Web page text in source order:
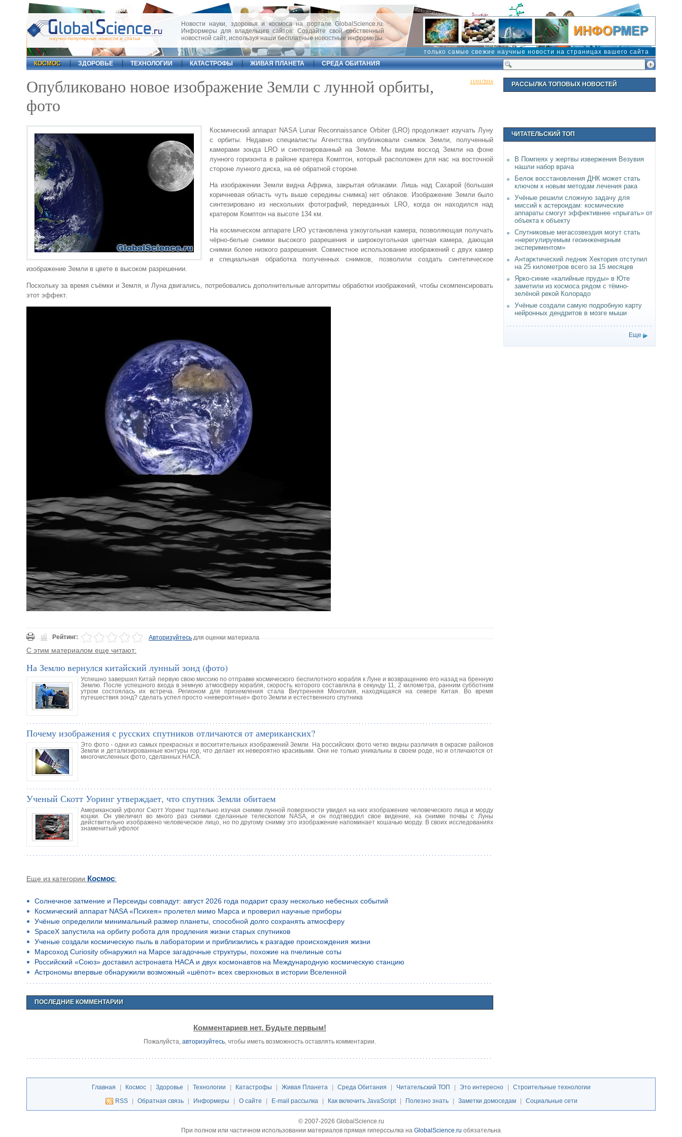
научно-популярные новости и статьи
Новости науки, здоровья и космоса на портале GlobalScience.ru.
Информеры для владельцев сайтов. Создайте свой собственный
новостной сайт, используя наши бесплатные новостные информеры.
только самые свежие научные новости на страницах вашего сайта
КОСМОС
ЗДОРОВЬЕ ТЕХНОЛОГИИ КАТАСТРОФЫ ЖИВАЯ ПЛАНЕТА СРЕДА ОБИТАНИЯ
11/01/2016
Опубликовано новое изображение Земли с лунной орбиты,
фото
Космический аппарат NASA Lunar Reconnaissance Orbiter (LRO) продолжает изучать Луну
с орбиты. Недавно специалисты Агентства опубликовали снимок Земли, полученный
камерами зонда LRO и синтезированный на Земле. Мы видим восход Земли на фоне
лунного горизонта в районе кратера Комптон, который расположен для нас на восточной
стороне лунного диска, на её обратной стороне.
На изображении Земли видна Африка, закрытая облаками. Лишь над Сахарой (большая
коричневая область чуть выше середины снимка) нет облаков. Изображение Земли было
синтезировано из нескольких фотографий, переданных LRO, когда он находился над
кратером Комптон на высоте 134 км.
На космическом аппарате LRO установлена узкоугольная камера, позволяющая получать
чёрно-белые снимки высокого разрешения и широкоугольная цветная камера, дающая
снимки более низкого разрешения. Совместное использование изображений с двух камер
и специальная обработка полученных снимков, позволили создать синтетическое
изображение Земли в цвете в высоком разрешении.
Поскольку за время съёмки и Земля, и Луна двигались, потребовались дополнительные алгоритмы обработки изображений, чтобы скомпенсировать
этот эффект.
Рейтинг: Авторизуйтесьдля оценки материала
С этим материалом еще читают:
На Землю вернулся китайский лунный зонд (фото)
Успешно завершил Китай первую свою миссию по отправке космического беспилотного корабля к Луне и возвращению его назад на бренную
Землю. После успешного входа в земную атмосферу корабля, скорость которого составляла в секунду 11, 2 километра, ранним субботним
утром состоялась их встреча. Регионом для приземления стала Внутренняя Монголия, находящаяся на севере Китая. Во время
путешествия зонд? сделать успел просто «невероятные» фото Земли и естественного спутника
Почему изображения с русских спутников отличаются от американских?
Это фото - одни из самых прекрасных и восхитительных изображений Земли. На российских фото четко видны различия в окраске районов
Земли и детализированные контуры гор, что делает их невероятно красивыми. Они не только уникальны в своем роде, но и отличаются от
многочисленных фото, сделанных НАСА.
Ученый Скотт Уоринг утверждает, что спутник Земли обитаем
Американский уфолог Скотт Уоринг тщательно изучая снимки лунной поверхности увидел на них изображение человеческого лица и морду
кошки. Он увеличил во много раз снимки сделанные телескопом NASA, и он подтвердил свое видение, на снимке почвы с Луны
действительно изображено человеческое лицо, но по другому снимку это изображение напоминает кошачью морду. В своих исследованиях
знаменитый уфолог
Еще из категории Космос:
Солнечное затмение и Персеиды совпадут: август 2026 года подарит сразу несколько небесных событий
Космический аппарат NASA «Психея» пролетел мимо Марса и проверил научные приборы
Учёные определили минимальный размер планеты, способной долго сохранять атмосферу
SpaceX запустила на орбиту робота для продления жизни старых спутников
Ученые создали космическую пыль в лаборатории и приблизились к разгадке происхождения жизни
Марсоход Curiosity обнаружил на Марсе загадочные структуры, похожие на пчелиные соты
Российский «Союз» доставил астронавта НАСА и двух космонавтов на Международную космическую станцию
Астрономы впервые обнаружили возможный «шёпот» всех сверхновых в истории Вселенной
ПОСЛЕДНИЕ КОММЕНТАРИИ
Комментариев нет. Будьте первым!
Пожалуйста, авторизуйтесь, чтобы иметь возможность оставлять комментарии.
РАССЫЛКА ТОПОВЫХ НОВОСТЕЙ
ЧИТАТЕЛЬСКИЙ ТОП
В Помпеях у жертвы извержения Везувия
нашли набор врача
Белок восстановления ДНК может стать
ключом к новым методам лечения рака
Учёные решили сложную задачу для
миссий к астероидам: космические
аппараты смогут эффективнее «прыгать» от
объекта к объекту
Спутниковые мегасозвездия могут стать
«нерегулируемым геоинженерным
экспериментом»
Антарктический ледник Хектория отступил
на 25 километров всего за 15 месяцев
Ярко-синие «калийные пруды» в Юте
заметили из космоса рядом с тёмно-
зелёной рекой Колорадо
Учёные создали самую подробную карту
нейронных дендритов в мозге мыши
Еще
Главная Космос Здоровье Технологии Катастрофы Живая Планета Среда Обитания Читательский ТОП Это интересно
Строительные технологии
RSS
Обратная связь Информеры О сайте E-mail рассылка Как включить JavaScript Полезно знать Заметки домоседам Социальные сети
© 2007-2026 GlobalScience.ru
При полном или частичном использовании материалов прямая гиперссылка на GlobalScience.ru обязательна